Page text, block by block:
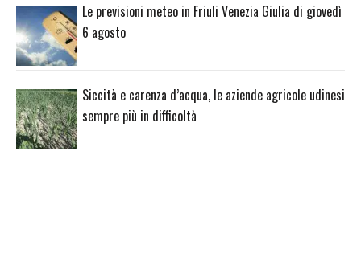
Le previsioni meteo in Friuli Venezia Giulia di giovedì
6 agosto
Siccità e carenza d’acqua, le aziende agricole udinesi
sempre più in difficoltà